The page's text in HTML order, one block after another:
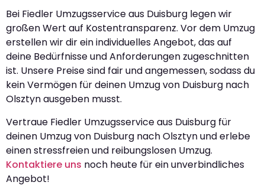
Bei Fiedler Umzugsservice aus Duisburg legen wir
großen Wert auf Kostentransparenz. Vor dem Umzug
erstellen wir dir ein individuelles Angebot, das auf
deine Bedürfnisse und Anforderungen zugeschnitten
ist. Unsere Preise sind fair und angemessen, sodass du
kein Vermögen für deinen Umzug von Duisburg nach
Olsztyn ausgeben musst.
Vertraue Fiedler Umzugsservice aus Duisburg für
deinen Umzug von Duisburg nach Olsztyn und erlebe
einen stressfreien und reibungslosen Umzug.
Kontaktiere uns noch heute für ein unverbindliches
Angebot!